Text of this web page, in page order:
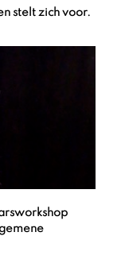
stelt zich voor.